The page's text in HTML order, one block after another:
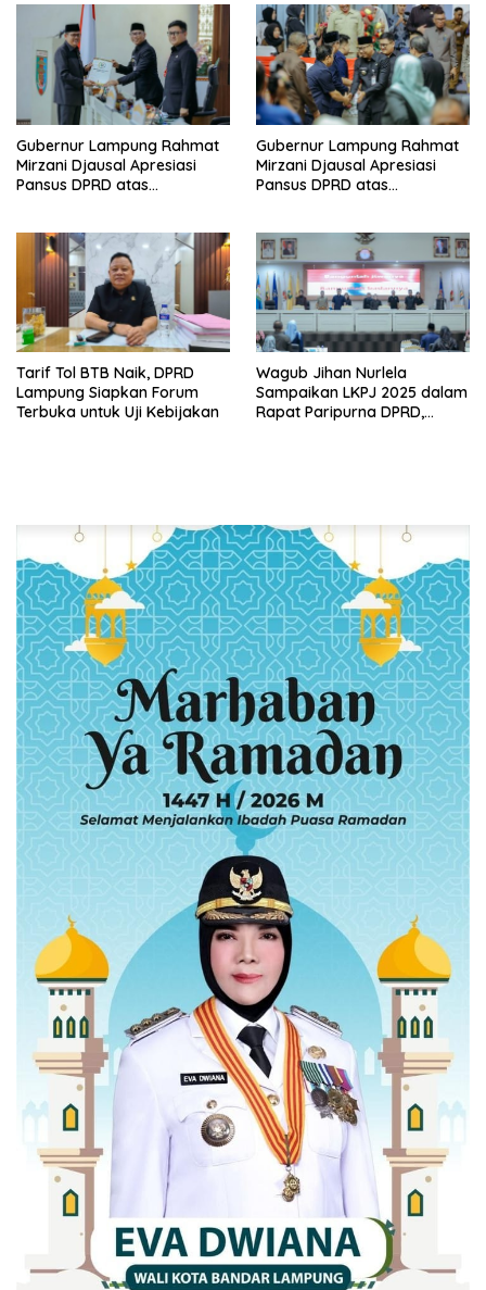
Daerah Provinsi Lampung
Tahun 2026
yang Sukses
Gubernur Lampung Rahmat
Mirzani Djausal Apresiasi
Pansus DPRD atas
Rapat Paripurna DPRD
Lampung
Gubernur Lampung Rahmat
Mirzani Djausal Apresiasi
Pansus DPRD atas
Rapat Paripurna DPRD
Lampung
Tarif Tol BTB Naik, DPRD
Lampung Siapkan Forum
Terbuka untuk Uji Kebijakan
Wagub Jihan Nurlela
Sampaikan LKPJ 2025 dalam
Rapat Paripurna DPRD,